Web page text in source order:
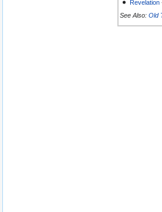
Revelation
See Also: Old